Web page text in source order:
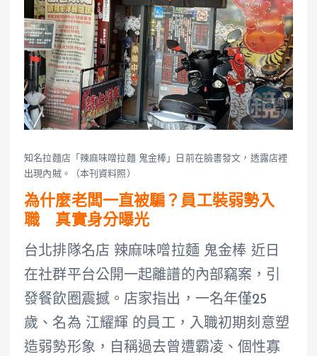
知名拉麵店「辣麻味噌拉麵 鬼金棒」日前在臉書發文，透露店裡
出現內賊。（本刊資料照）
為什麼老闆一直被騙？員工裝弱勢入
職 真實身分曝光
台北排隊名店 辣麻味噌拉麵 鬼金棒 近日
在社群平台公開一起離譜的內部竊案，引
發餐飲圈震撼。店家指出，一名年僅25
歲、名為 江耀輝 的員工，入職初期刻意塑
造弱勢形象，自稱過去曾遭霸凌、個性寡